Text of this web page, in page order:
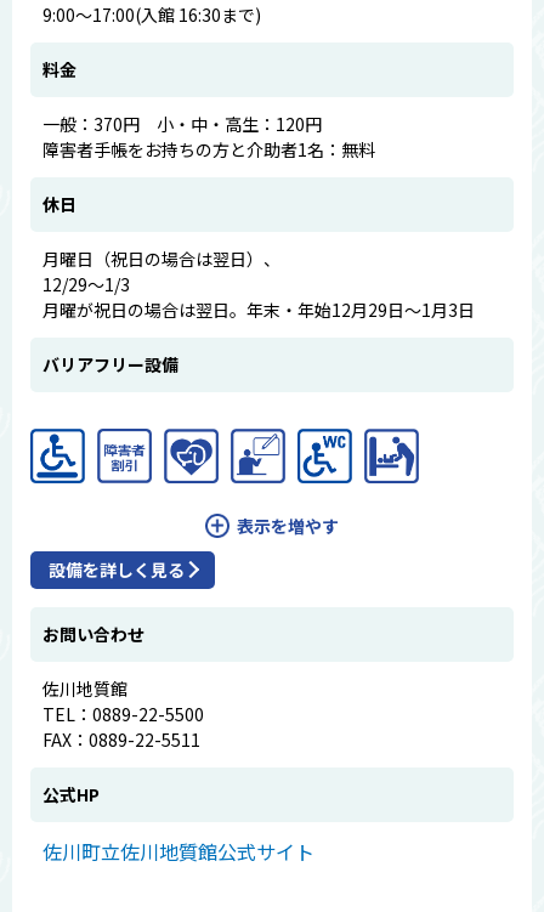
9:00～17:00(入館 16:30まで)
料金
一般：370円 小・中・高生：120円
障害者手帳をお持ちの方と介助者1名：無料
休日
月曜日（祝日の場合は翌日）、
12/29～1/3
月曜が祝日の場合は翌日。年末・年始12月29日～1月3日
バリアフリー設備
表示を増やす
設備を詳しく見る
お問い合わせ
佐川地質館
TEL：0889-22-5500
FAX：0889-22-5511
公式HP
佐川町立佐川地質館公式サイト